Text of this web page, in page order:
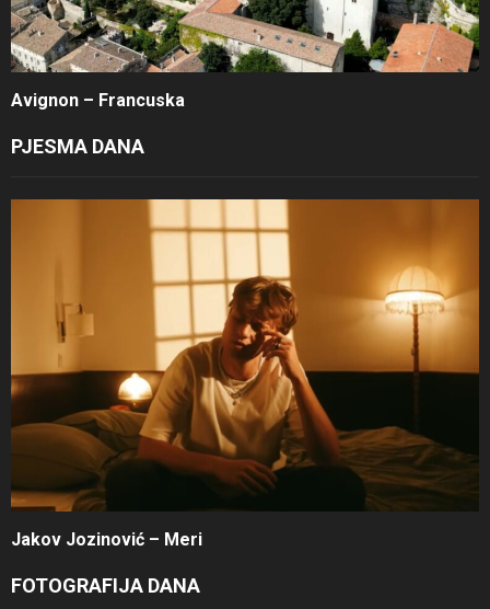
Avignon – Francuska
PJESMA DANA
Jakov Jozinović – Meri
FOTOGRAFIJA DANA